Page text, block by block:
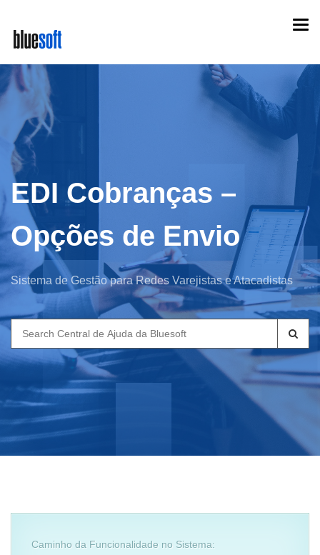
main
content
EDI Cobranças –
Opções de Envio
Sistema de Gestão para Redes Varejistas e Atacadistas
Search
for:
Caminho da Funcionalidade no Sistema: